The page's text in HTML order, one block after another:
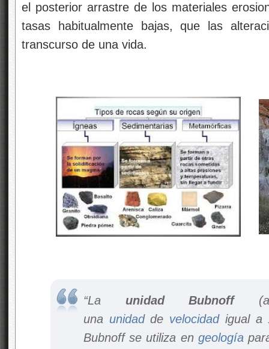
el posterior arrastre de los materiales
tasas habitualmente bajas, que las
transcurso de una vida.
“La unidad Bubnoff
una unidadde velocidadigual a
Bubnoff se utiliza en geología